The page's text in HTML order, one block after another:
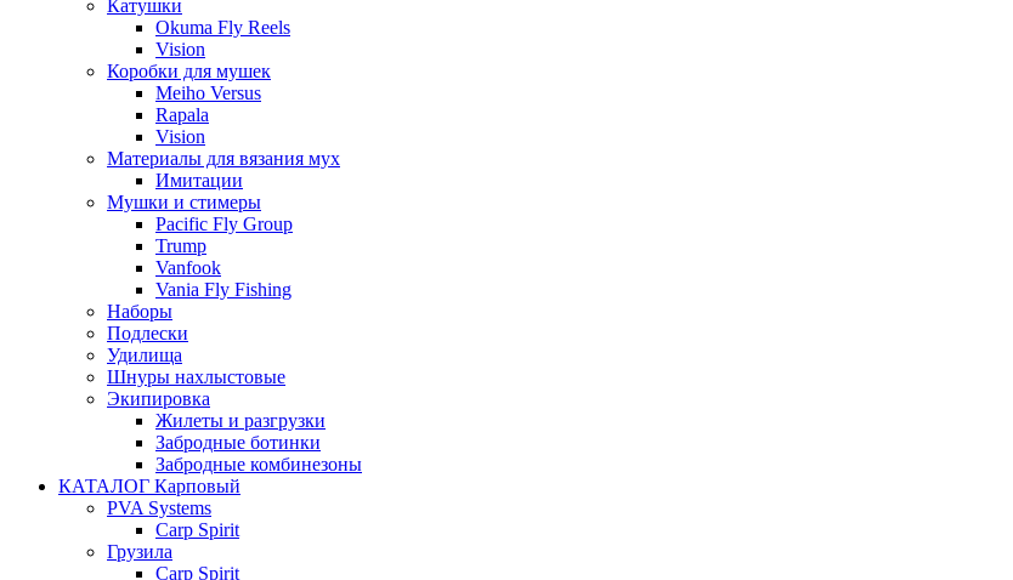
Катушки
Okuma Fly Reels
Vision
Коробки для мушек
Meiho Versus
Rapala
Vision
Материалы для вязания мух
Имитации
Мушки и стимеры
Pacific Fly Group
Trump
Vanfook
Vania Fly Fishing
Наборы
Подлески
Удилища
Шнуры нахлыстовые
Экипировка
Жилеты и разгрузки
Забродные ботинки
Забродные комбинезоны
КАТАЛОГ Карповый
PVA Systems
Carp Spirit
Грузила
Carp Spirit